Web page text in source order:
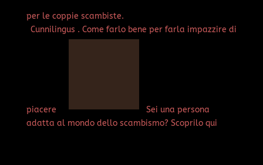
per le coppie scambiste.
Cunnilingus . Come farlo bene per farla impazzire di
piacere
Sei una persona
adatta al mondo dello scambismo? Scoprilo qui